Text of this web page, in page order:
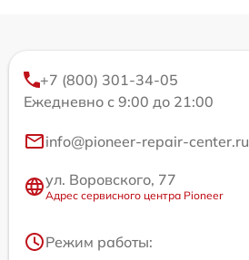
+7 (800) 301-34-05
Ежедневно с 9:00 до 21:00
info@pioneer-repair-center.ru
ул. Воровского, 77
Адрес сервисного центра Pioneer
Режим работы: